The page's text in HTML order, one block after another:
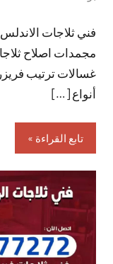
فني ثلاجات
مجمدات اصلاح
غسالات ترتيب
أنواع […]
تابع القراءة